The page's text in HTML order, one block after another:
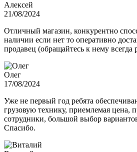
Алексей
21/08/2024
Отличный магазин, конкурентно
наличии если нет то оперативно
продавец (обращайтесь к нему всегда
Олег
17/08/2024
Уже не первый год ребята
грузовую технику, приемлемая цена,
сотрудники, большой выбор
Спасибо.